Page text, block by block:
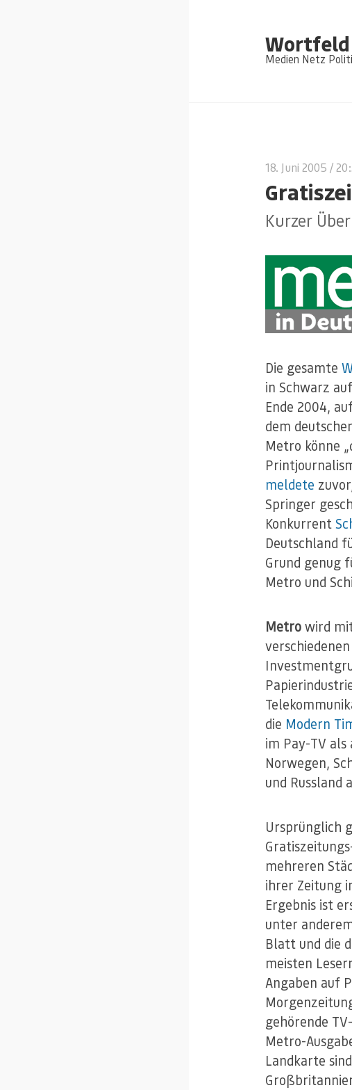
Wortfeld
Medien Netz
18. Juni 2005 /
Kurzer
Die gesamte
in Schwarz
Ende 2004,
dem
Metro könne
meldete
Springer
Konkurrent
Deutschland
Grund genug
Metro und
Metro wird
die Modern
im Pay-TV
Norwegen,
und Russland
Ursprünglich
mehreren
ihrer Zeitung
Ergebnis ist
unter
Blatt und die
meisten
Angaben auf
gehörende
Metro-
Landkarte